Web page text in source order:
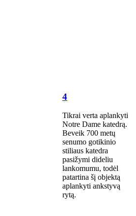
4
Tikrai verta aplankyti
Notre Dame katedrą.
Beveik 700 metų
senumo gotikinio
stiliaus katedra
pasižymi dideliu
lankomumu, todėl
patartina šį objektą
aplankyti ankstyvą
rytą.